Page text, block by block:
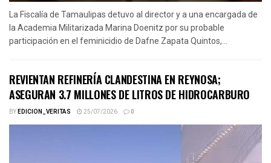
La Fiscalía de Tamaulipas detuvo al director y a una encargada de
la Academia Militarizada Marina Doenitz por su probable
participación en el feminicidio de Dafne Zapata Quintos,...
REVIENTAN REFINERÍA CLANDESTINA EN REYNOSA;
ASEGURAN 3.7 MILLONES DE LITROS DE HIDROCARBURO
BYEDICION_VERITAS 25/07/2026 0